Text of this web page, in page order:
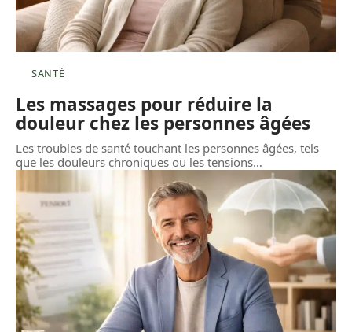
SANTÉ
Les massages pour réduire la
douleur chez les personnes âgées
Les troubles de santé touchant les personnes âgées, tels
que les douleurs chroniques ou les tensions…